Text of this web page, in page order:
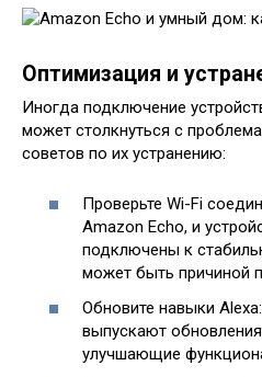
Оптимизация и
Иногда подключение
может столкнуться с
советов по их устранению:
Проверьте Wi-Fi
Amazon Echo, и
подключены к
может быть причиной
Обновите навыки
выпускают
улучшающие